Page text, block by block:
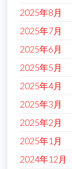
2025年8月
2025年7月
2025年6月
2025年5月
2025年4月
2025年3月
2025年2月
2025年1月
2024年12月